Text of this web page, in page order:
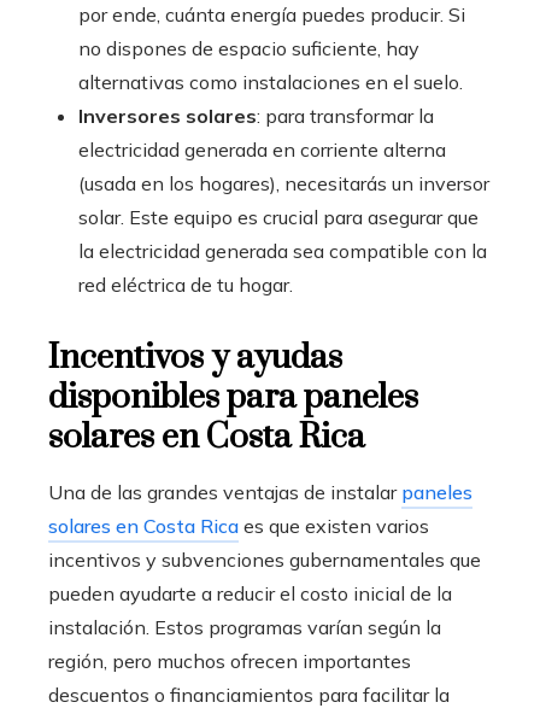
por ende, cuánta energía puedes producir. Si
no dispones de espacio suficiente, hay
alternativas como instalaciones en el suelo.
Inversores solares: para transformar la
electricidad generada en corriente alterna
(usada en los hogares), necesitarás un inversor
solar. Este equipo es crucial para asegurar que
la electricidad generada sea compatible con la
red eléctrica de tu hogar.
Incentivos y ayudas
disponibles para paneles
solares en Costa Rica
Una de las grandes ventajas de instalar paneles
solares en Costa Rica es que existen varios
incentivos y subvenciones gubernamentales que
pueden ayudarte a reducir el costo inicial de la
instalación. Estos programas varían según la
región, pero muchos ofrecen importantes
descuentos o financiamientos para facilitar la